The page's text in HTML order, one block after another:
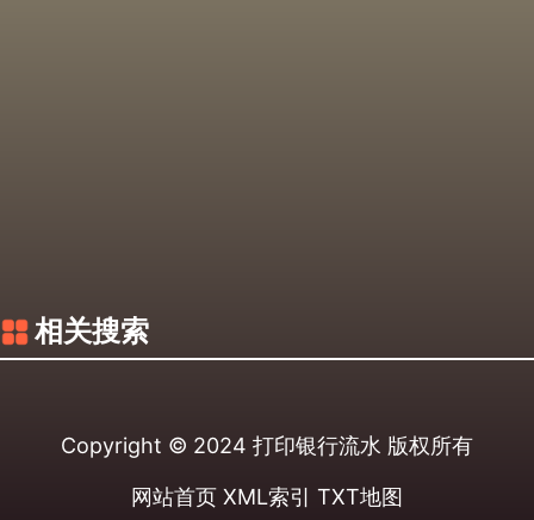
相关搜索
Copyright © 2024 打印银行流水 版权所有
网站首页 XML索引 TXT地图